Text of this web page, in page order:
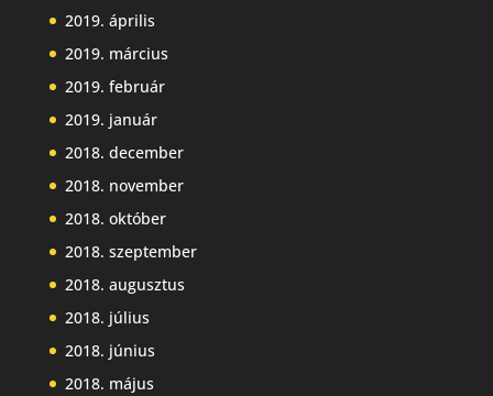
2019. április
2019. március
2019. február
2019. január
2018. december
2018. november
2018. október
2018. szeptember
2018. augusztus
2018. július
2018. június
2018. május